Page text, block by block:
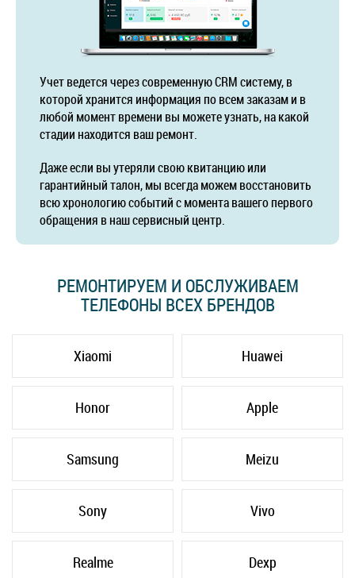
Учет ведется через современную CRM систему, в
которой хранится информация по всем заказам и в
любой момент времени вы можете узнать, на какой
стадии находится ваш ремонт.
Даже если вы утеряли свою квитанцию или
гарантийный талон, мы всегда можем восстановить
всю хронологию событий с момента вашего первого
обращения в наш сервисный центр.
РЕМОНТИРУЕМ И ОБСЛУЖИВАЕМ
ТЕЛЕФОНЫ ВСЕХ БРЕНДОВ
Xiaomi Huawei
Honor Apple
Samsung Meizu
Sony Vivo
Realme Dexp